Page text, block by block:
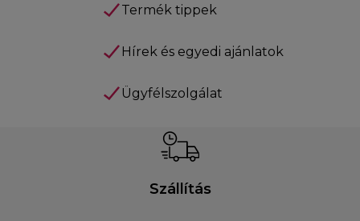
Termék tippek
Hírek és egyedi ajánlatok
Ügyfélszolgálat
Szállítás